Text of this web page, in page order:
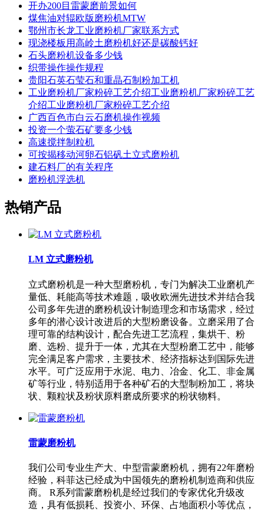
开办200目雷蒙磨前景如何
煤焦油对辊欧版磨粉机MTW
鄂州市长龙工业磨粉机厂家联系方式
现浇楼板用高岭土磨粉机好还是碳酸钙好
石头磨粉机设备多少钱
织带操作操作规程
贵阳石英石莹石和重晶石制粉加工机
工业磨粉机厂家粉碎工艺介绍工业磨粉机厂家粉碎工艺
介绍工业磨粉机厂家粉碎工艺介绍
广西百色市白云石磨机操作视频
投资一个萤石矿要多少钱
高速搅拌制粒机
可按揭移动河卵石铝矾土立式磨粉机
建石料厂的有关程序
磨粉机浮选机
热销产品
LM 立式磨粉机
立式磨粉机是一种大型磨粉机，专门为解决工业磨机产
量低、耗能高等技术难题，吸收欧洲先进技术并结合我
公司多年先进的磨粉机设计制造理念和市场需求，经过
多年的潜心设计改进后的大型粉磨设备。立磨采用了合
理可靠的结构设计，配合先进工艺流程，集烘干、粉
磨、选粉、提升于一体，尤其在大型粉磨工艺中，能够
完全满足客户需求，主要技术、经济指标达到国际先进
水平。可广泛应用于水泥、电力、冶金、化工、非金属
矿等行业，特别适用于各种矿石的大型制粉加工，将块
状、颗粒状及粉状原料磨成所要求的粉状物料。
雷蒙磨粉机
我们公司专业生产大、中型雷蒙磨粉机，拥有22年磨粉
经验，科菲达已经成为中国领先的磨粉机制造商和供应
商。 R系列雷蒙磨粉机是经过我们的专家优化升级改
造，具有低损耗、投资小、环保、占地面积小等优点，